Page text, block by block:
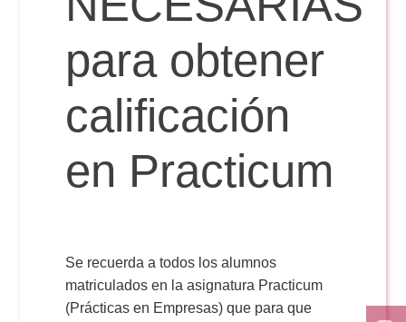
Reservas
Calendario Lectivo
Horarios
PeriodismoSecretaría Virtual
para obtener
calificación
en Practicum
Se recuerda a todos los alumnos
matriculados en la asignatura Practicum
(Prácticas en Empresas) que para que